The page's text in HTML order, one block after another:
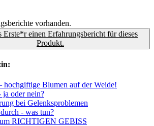
vorhanden.
Erste*r einen Erfahrungsbericht für dieses
Produkt.
hochgiftige Blumen auf der Weide!
ja oder nein?
bei Gelenksproblemen
- was tun?
RICHTIGEN GEBISS